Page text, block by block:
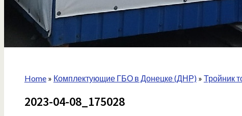
Home» Комплектующие ГБО в Донецке (ДНР)» Тройник
2023-04-08_175028